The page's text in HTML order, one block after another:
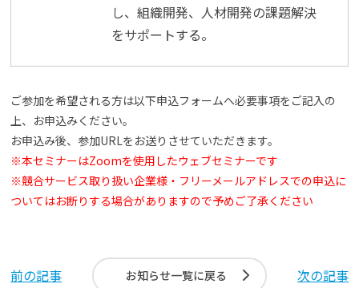
し、組織開発、人材開発の課題解決
をサポートする。
ご参加を希望される方は以下申込フォームへ必要事項をご記入の
上、お申込みください。
お申込み後、参加URLをお送りさせていただきます。
※本セミナーはZoomを使用したウェブセミナーです
※競合サービス取り扱い企業様・フリーメールアドレスでの申込に
ついてはお断りする場合がありますので予めご了承ください
前の記事 お知らせ一覧に戻る 次の記事